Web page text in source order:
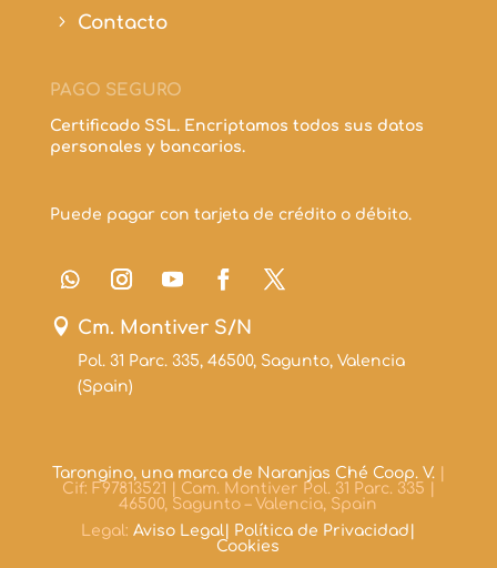
5 Contacto
PAGO SEGURO
Certificado SSL. Encriptamos todos sus datos
personales y bancarios.
Puede pagar con tarjeta de crédito o débito.
 Cm. Montiver S/N
Pol. 31 Parc. 335, 46500, Sagunto, Valencia
(Spain)
Tarongino, una marca de Naranjas Ché Coop. V.
Cif: F97813521 | Cam. Montiver Pol. 31 Parc. 335 |
46500, Sagunto – Valencia, Spain
Legal: Aviso Legal|
Política de Privacidad|
Cookies